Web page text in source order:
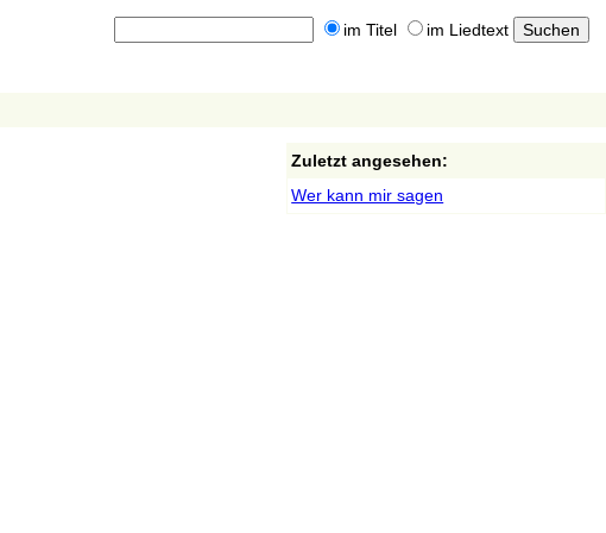
im Titel im Liedtext
Zuletzt angesehen:
Wer kann mir sagen